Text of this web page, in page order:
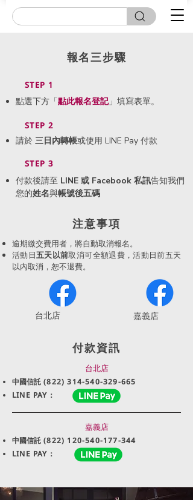
報名三步驟
STEP 1
點選下方「點此報名登記」填寫表單。
STEP 2
請於 三日內轉帳或使用 LINE Pay 付款
STEP 3
付款後請至 LINE 或 Facebook 私訊告知我們
您的姓名與帳號後五碼
​注意事項
逾期繳交費用者，將自動取消報名。
活動日五天以前取消可全額退費，活動日前五天
以內取消，恕不退費。
​台北店 嘉義店
付款資訊
台北店
中國信託 (822) 314-540-329-665
LINE PAY：
嘉義店
中國信託 (822) 120-540-177-344
LINE PAY：